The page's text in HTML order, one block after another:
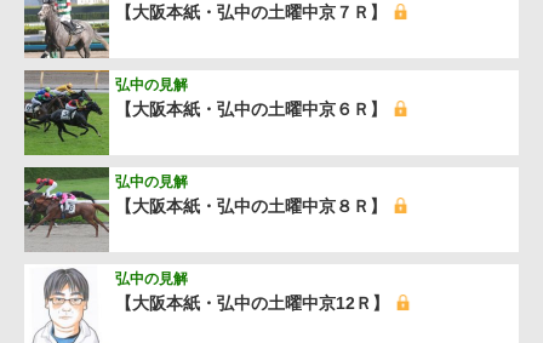
【大阪本紙・弘中の土曜中京７Ｒ】
【大阪本紙・弘中の土曜中京６Ｒ】
弘中の見解
【大阪本紙・弘中の土曜中京８Ｒ】
弘中の見解
【大阪本紙・弘中の土曜中京12Ｒ】
弘中の見解